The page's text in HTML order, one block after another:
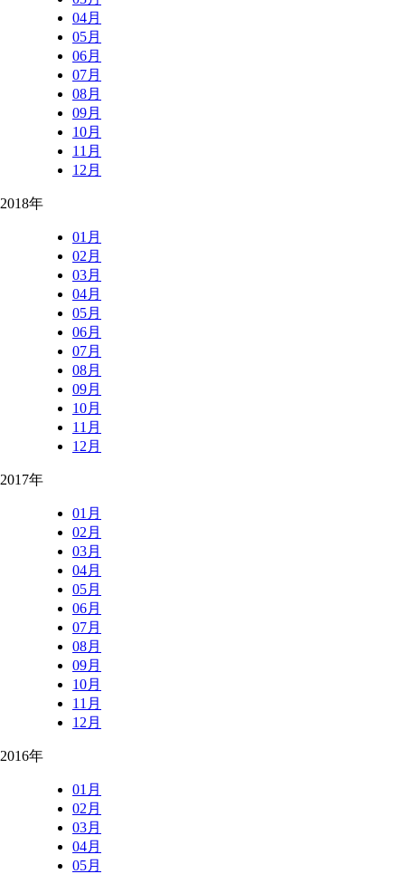
04月
05月
06月
07月
08月
09月
10月
11月
12月
2018年
01月
02月
03月
04月
05月
06月
07月
08月
09月
10月
11月
12月
2017年
01月
02月
03月
04月
05月
06月
07月
08月
09月
10月
11月
12月
2016年
01月
02月
03月
04月
05月